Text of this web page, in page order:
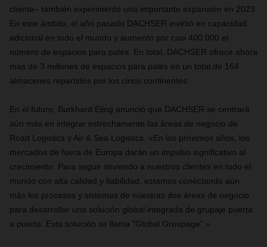
cliente– también experimentó una importante expansión en 2023.
En este ámbito, el año pasado DACHSER invirtió en capacidad
adicional en todo el mundo y aumentó por casi 400.000 el
número de espacios para palés. En total, DACHSER ofrece ahora
más de 3 millones de espacios para palés en un total de 164
almacenes repartidos por los cinco continentes.
En el futuro, Burkhard Eling anunció que DACHSER se centrará
aún más en integrar estrechamente las áreas de negocio de
Road Logistics y Air & Sea Logistics. «En los próximos años, los
mercados de fuera de Europa darán un impulso significativo al
crecimiento. Para seguir sirviendo a nuestros clientes en todo el
mundo con alta calidad y fiabilidad, estamos conectando aún
más los procesos y sistemas de nuestras dos áreas de negocio
para desarrollar una solución global integrada de grupaje puerta
a puerta. Esta solución se llama "Global Groupage".»